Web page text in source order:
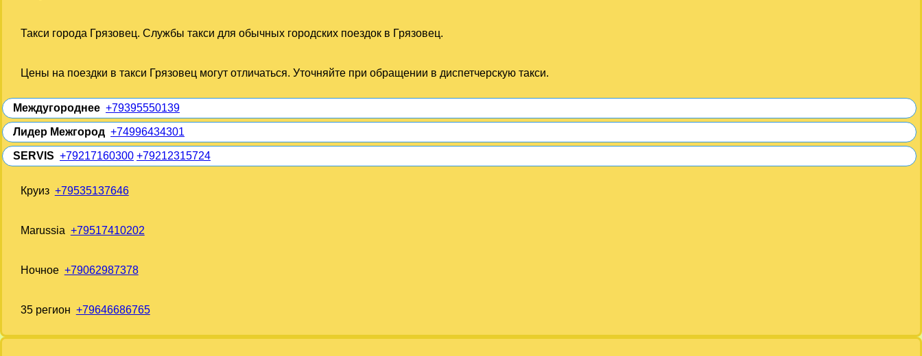
Такси города Грязовец. Службы такси для обычных городских поездок в Грязовец.
Цены на поездки в такси Грязовец могут отличаться. Уточняйте при обращении в диспетчерскую такси.
Междугороднее +79395550139
Лидер Межгород +74996434301
SERVIS +79217160300 +79212315724
Круиз +79535137646
Marussia +79517410202
Ночное +79062987378
35 регион +79646686765